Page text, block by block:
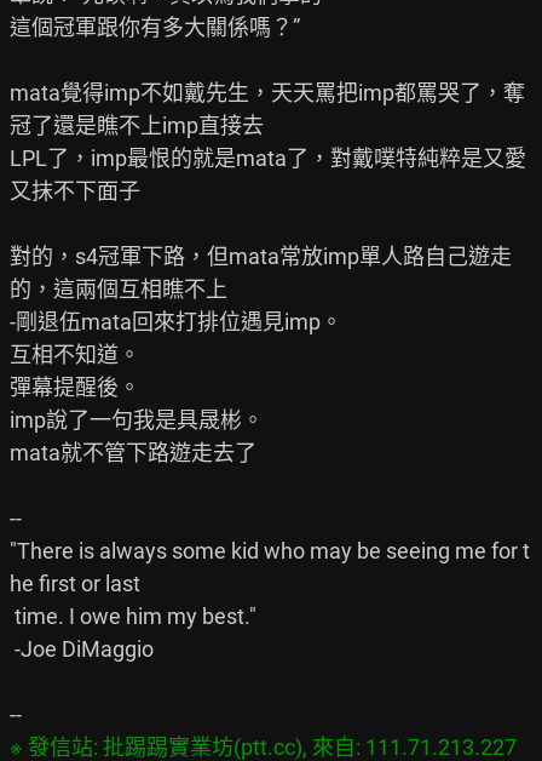
這個冠軍跟你有多大關係嗎？”
mata覺得imp不如戴先生，天天罵把imp都罵哭了，奪
冠了還是瞧不上imp直接去
LPL了，imp最恨的就是mata了，對戴噗特純粹是又愛
又抹不下面子
對的，s4冠軍下路，但mata常放imp單人路自己遊走
的，這兩個互相瞧不上
-剛退伍mata回來打排位遇見imp。
互相不知道。
彈幕提醒後。
imp說了一句我是具晟彬。
mata就不管下路遊走去了
--
"There is always some kid who may be seeing me for t
he first or last
※ 發信站: 批踢踢實業坊(ptt.cc), 來自: 111.71.213.227